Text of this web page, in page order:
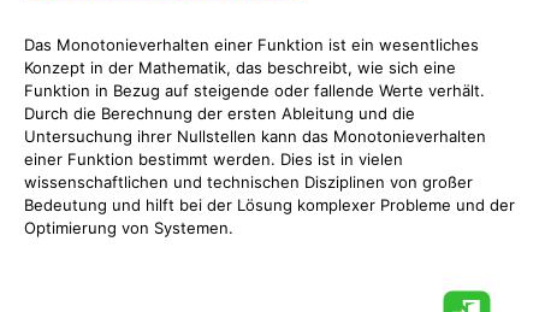
Das Monotonieverhalten einer Funktion ist ein wesentliches
Konzept in der Mathematik, das beschreibt, wie sich eine
Funktion in Bezug auf steigende oder fallende Werte verhält.
Durch die Berechnung der ersten Ableitung und die
Untersuchung ihrer Nullstellen kann das Monotonieverhalten
einer Funktion bestimmt werden. Dies ist in vielen
wissenschaftlichen und technischen Disziplinen von großer
Bedeutung und hilft bei der Lösung komplexer Probleme und der
Optimierung von Systemen.